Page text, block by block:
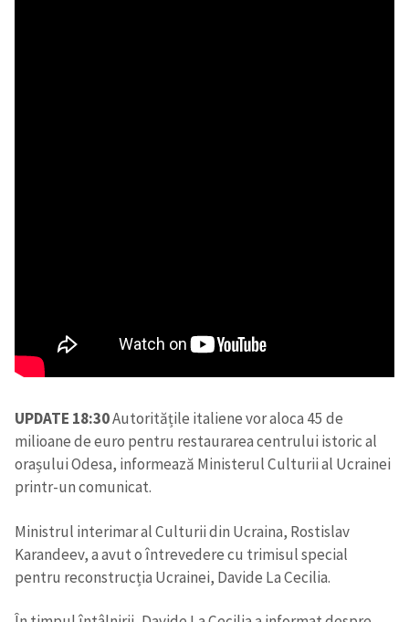
UPDATE 18:30Autoritățile italiene vor aloca 45 de
milioane de euro pentru restaurarea centrului istoric al
orașului Odesa, informează Ministerul Culturii al Ucrainei
printr-un comunicat.
Ministrul interimar al Culturii din Ucraina, Rostislav
Karandeev, a avut o întrevedere cu trimisul special
pentru reconstrucția Ucrainei, Davide La Cecilia.